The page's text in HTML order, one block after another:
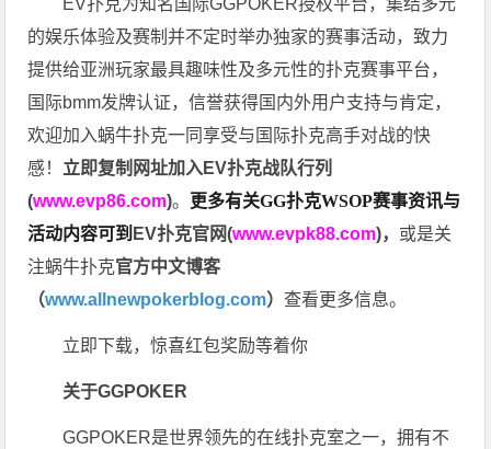
EV扑克为知名国际GGPOKER授权平台，集结多元
的娱乐体验及赛制并不定时举办独家的赛事活动，致力
提供给亚洲玩家最具趣味性及多元性的扑克赛事平台，
国际bmm发牌认证，信誉获得国内外用户支持与肯定，
欢迎加入蜗牛扑克一同享受与国际扑克高手对战的快
感！ 立即复制网址加入EV扑克战队行列
(www.evp86.com)。 更多有关GG扑克WSOP赛事资讯与
活动内容可到 EV扑克官网(www.evpk88.com)， 或是关
注蜗牛扑克官方中文博客
（www.allnewpokerblog.com）查看更多信息。
立即下载，惊喜红包奖励等着你
关于GGPOKER
GGPOKER是世界领先的在线扑克室之一，拥有不